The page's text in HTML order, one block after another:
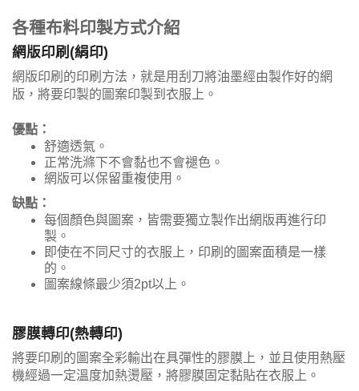
各種布料印製方式介紹
網版印刷(絹印)
網版印刷的印刷方法，就是用刮刀將油墨經由製作好的網
版，將要印製的圖案印製到衣服上。
優點：
舒適透氣。
正常洗滌下不會黏也不會褪色。
網版可以保留重複使用。
缺點：
每個顏色與圖案，皆需要獨立製作出網版再進行印
製。
即使在不同尺寸的衣服上，印刷的圖案面積是一樣
的。
圖案線條最少須2pt以上。
膠膜轉印(熱轉印)
將要印刷的圖案全彩輸出在具彈性的膠膜上，並且使用熱壓
機經過一定溫度加熱燙壓，將膠膜固定黏貼在衣服上。